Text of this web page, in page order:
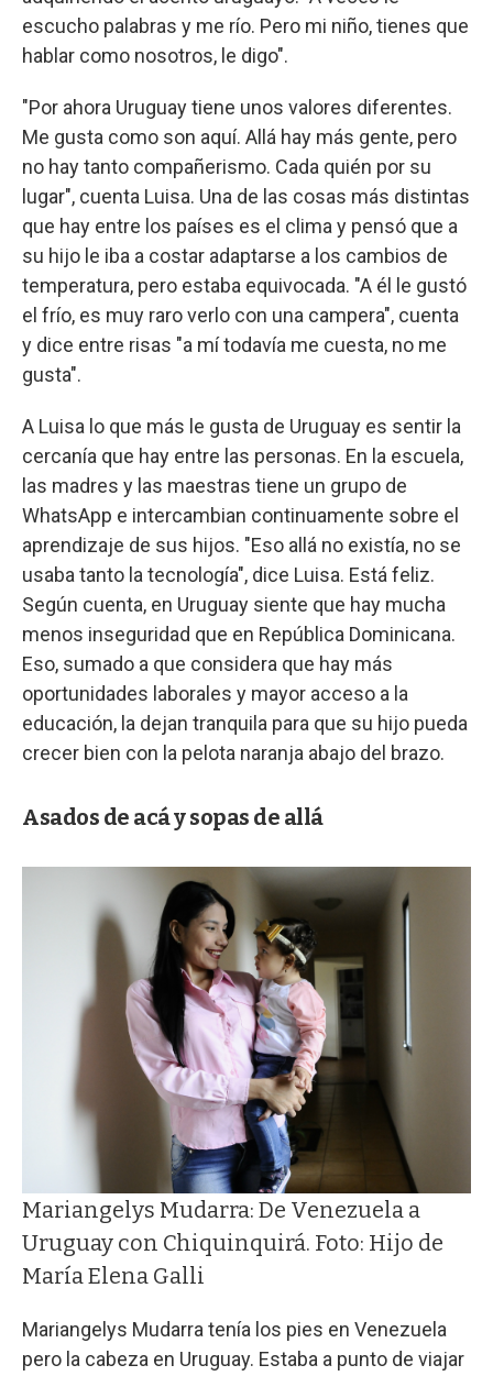
escucho palabras y me río. Pero mi niño, tienes que
hablar como nosotros, le digo".
"Por ahora Uruguay tiene unos valores diferentes.
Me gusta como son aquí. Allá hay más gente, pero
no hay tanto compañerismo. Cada quién por su
lugar", cuenta Luisa. Una de las cosas más distintas
que hay entre los países es el clima y pensó que a
su hijo le iba a costar adaptarse a los cambios de
temperatura, pero estaba equivocada. "A él le gustó
el frío, es muy raro verlo con una campera", cuenta
y dice entre risas "a mí todavía me cuesta, no me
gusta".
A Luisa lo que más le gusta de Uruguay es sentir la
cercanía que hay entre las personas. En la escuela,
las madres y las maestras tiene un grupo de
WhatsApp e intercambian continuamente sobre el
aprendizaje de sus hijos. "Eso allá no existía, no se
usaba tanto la tecnología", dice Luisa. Está feliz.
Según cuenta, en Uruguay siente que hay mucha
menos inseguridad que en República Dominicana.
Eso, sumado a que considera que hay más
oportunidades laborales y mayor acceso a la
educación, la dejan tranquila para que su hijo pueda
crecer bien con la pelota naranja abajo del brazo.
Asados de acá y sopas de allá
Mariangelys Mudarra: De Venezuela a
Uruguay con Chiquinquirá. Foto: Hijo de
María Elena Galli
Mariangelys Mudarra tenía los pies en Venezuela
pero la cabeza en Uruguay. Estaba a punto de viajar